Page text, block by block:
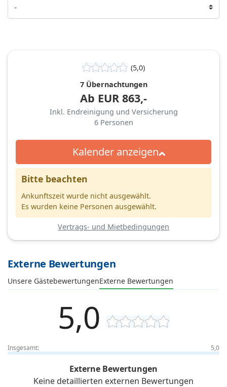
(5,0)
7 Übernachtungen
Ab EUR 863,-
Inkl. Endreinigung und Versicherung
6 Personen
Kalender anzeigen
Bitte beachten
Ankunftszeit wurde nicht ausgewählt.
Es wurden keine Personen ausgewählt.
Vertrags- und Mietbedingungen
Externe Bewertungen
Unsere GästebewertungenExterne Bewertungen
5,0
Insgesamt: 5,0
Externe Bewertungen
Keine detaillierten externen Bewertungen